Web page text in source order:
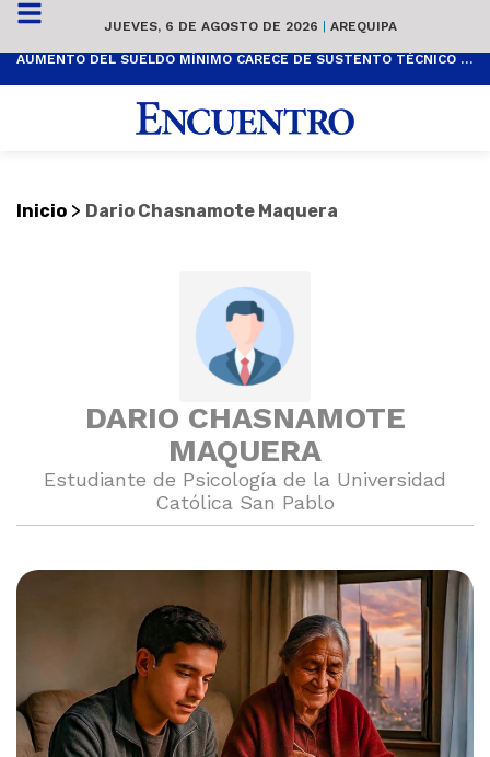
JUEVES, 6 DE AGOSTO DE 2026 | AREQUIPA
AUMENTO DEL SUELDO MÍNIMO CARECE DE SUSTENTO TÉCNICO Y ES POPULISTA
Inicio > Dario Chasnamote Maquera
DARIO CHASNAMOTE
MAQUERA
Estudiante de Psicología de la Universidad
Católica San Pablo